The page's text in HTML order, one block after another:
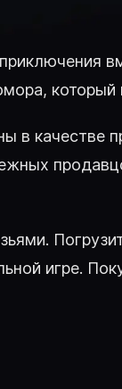
в качестве
игре.